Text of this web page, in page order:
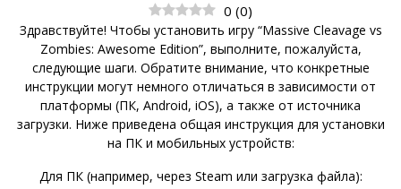
0 (0)
Здравствуйте! Чтобы установить игру “Massive Cleavage vs
Zombies: Awesome Edition”, выполните, пожалуйста,
следующие шаги. Обратите внимание, что конкретные
инструкции могут немного отличаться в зависимости от
платформы (ПК, Android, iOS), а также от источника
загрузки. Ниже приведена общая инструкция для установки
на ПК и мобильных устройств:
Для ПК (например, через Steam или загрузка файла):